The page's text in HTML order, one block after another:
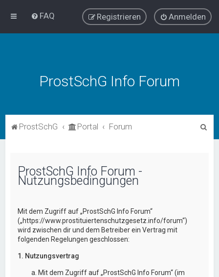
FAQ Anmelden
Registrieren
ProstSchG Info Forum
ProstSchG Portal Forum
ProstSchG Info Forum -
Nutzungsbedingungen
Mit dem Zugriff auf „ProstSchG Info Forum“
(„https://www.prostituiertenschutzgesetz.info/forum“)
wird zwischen dir und dem Betreiber ein Vertrag mit
folgenden Regelungen geschlossen:
1. Nutzungsvertrag
Mit dem Zugriff auf „ProstSchG Info Forum“ (im